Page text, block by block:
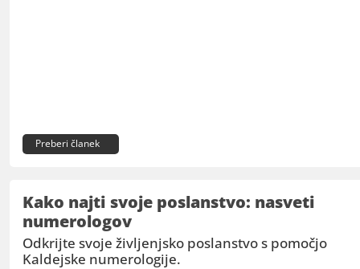
Preberi članek
Kako najti svoje poslanstvo: nasveti
numerologov
Odkrijte svoje življenjsko poslanstvo s pomočjo
Kaldejske numerologije.